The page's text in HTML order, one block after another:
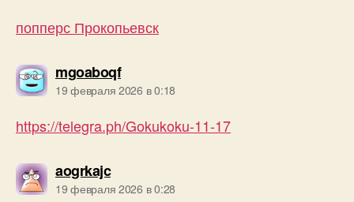
попперс Прокопьевск
mgoaboqfпишет:
19 февраля 2026 в 0:18
https://telegra.ph/Gokukoku-11-17
aogrkajcпишет:
19 февраля 2026 в 0:28